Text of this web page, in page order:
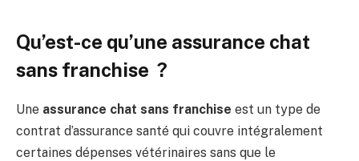
Qu’est-ce qu’une assurance chat
sans franchise ?
Une assurance chat sans franchise est un type de
contrat d’assurance santé qui couvre intégralement
certaines dépenses vétérinaires sans que le